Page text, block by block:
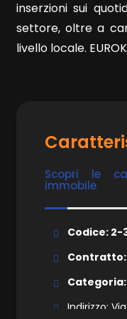
inserzioni sui
settore, oltre a
livello locale.
Scopri le
immobile
Codice: 2-
Indirizzo:
Ascensore